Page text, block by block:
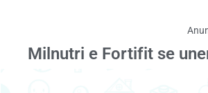
Milnutri e Fortifit se